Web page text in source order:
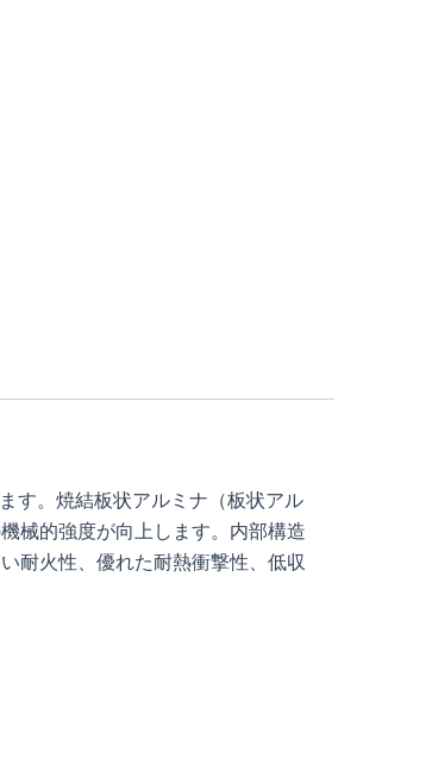
す。焼結板状アルミナ（板状アル
械的強度が向上します。内部構造
耐火性、優れた耐熱衝撃性、低収